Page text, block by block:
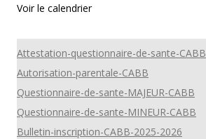
Voir le calendrier
Attestation-questionnaire-de-sante-CABB
Autorisation-parentale-CABB
Questionnaire-de-sante-MAJEUR-CABB
Questionnaire-de-sante-MINEUR-CABB
Bulletin-inscription-CABB-2025-2026